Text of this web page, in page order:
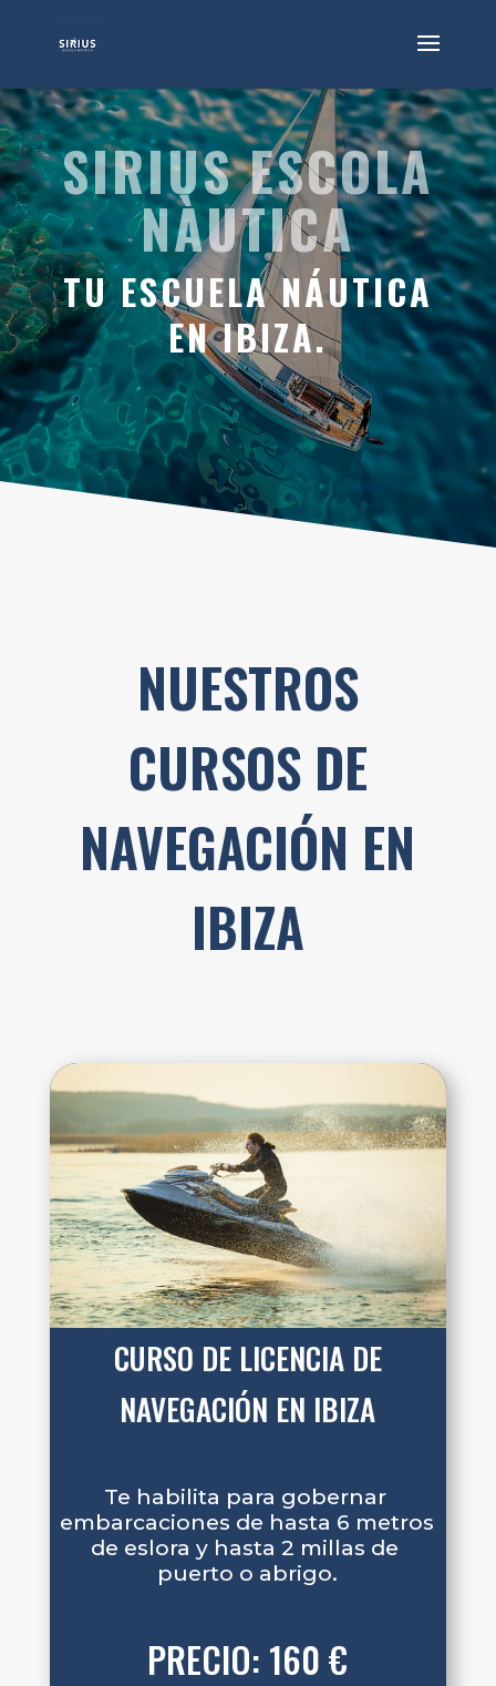
SIRIUS ESCOLA
NÀUTICA
TU ESCUELA NÁUTICA
EN IBIZA.
NUESTROS
CURSOS DE
NAVEGACIÓN EN
IBIZA
CURSO DE LICENCIA DE
NAVEGACIÓN EN IBIZA
Te habilita para gobernar
embarcaciones de hasta 6 metros
de eslora y hasta 2 millas de
puerto o abrigo.
PRECIO: 160 €